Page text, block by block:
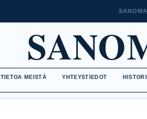
TIETOA MEISTÄ YHTEYSTIEDOT